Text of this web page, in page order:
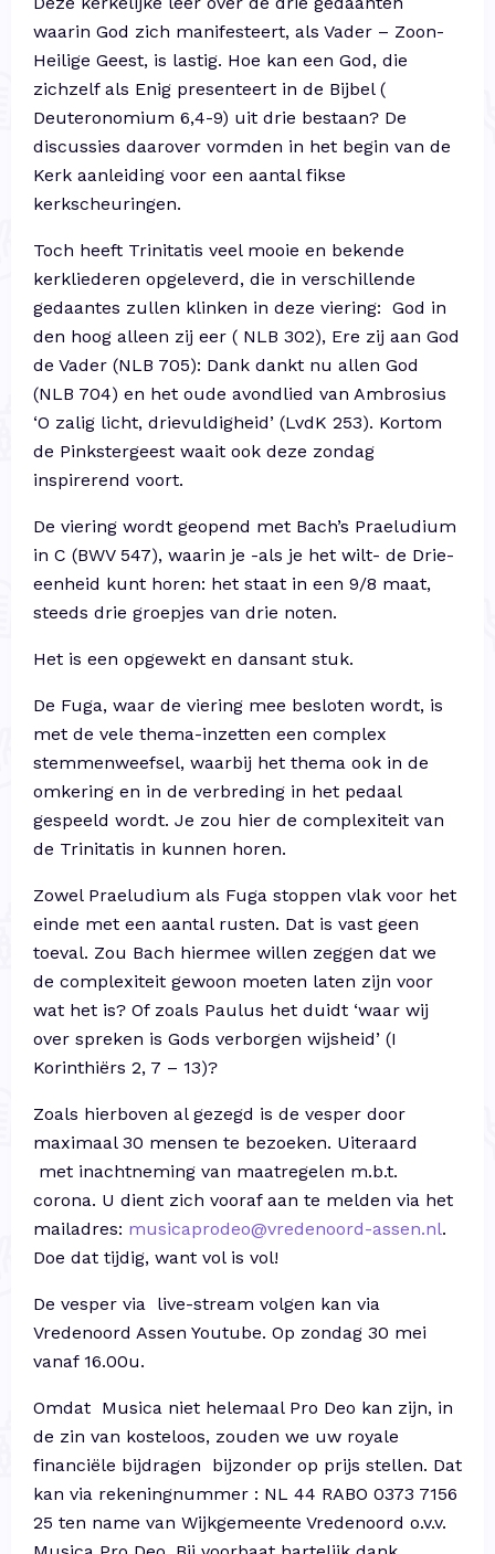
waarin God zich manifesteert, als Vader – Zoon-
Heilige Geest, is lastig. Hoe kan een God, die
zichzelf als Enig presenteert in de Bijbel (
Deuteronomium 6,4-9) uit drie bestaan? De
discussies daarover vormden in het begin van de
Kerk aanleiding voor een aantal fikse
kerkscheuringen.
Toch heeft Trinitatis veel mooie en bekende
kerkliederen opgeleverd, die in verschillende
gedaantes zullen klinken in deze viering: God in
den hoog alleen zij eer ( NLB 302), Ere zij aan God
de Vader (NLB 705): Dank dankt nu allen God
(NLB 704) en het oude avondlied van Ambrosius
‘O zalig licht, drievuldigheid’ (LvdK 253). Kortom
de Pinkstergeest waait ook deze zondag
inspirerend voort.
De viering wordt geopend met Bach’s Praeludium
in C (BWV 547), waarin je -als je het wilt- de Drie-
eenheid kunt horen: het staat in een 9/8 maat,
steeds drie groepjes van drie noten.
Het is een opgewekt en dansant stuk.
De Fuga, waar de viering mee besloten wordt, is
met de vele thema-inzetten een complex
stemmenweefsel, waarbij het thema ook in de
omkering en in de verbreding in het pedaal
gespeeld wordt. Je zou hier de complexiteit van
de Trinitatis in kunnen horen.
Zowel Praeludium als Fuga stoppen vlak voor het
einde met een aantal rusten. Dat is vast geen
toeval. Zou Bach hiermee willen zeggen dat we
de complexiteit gewoon moeten laten zijn voor
wat het is? Of zoals Paulus het duidt ‘waar wij
over spreken is Gods verborgen wijsheid’ (I
Korinthiërs 2, 7 – 13)?
Zoals hierboven al gezegd is de vesper door
maximaal 30 mensen te bezoeken. Uiteraard
met inachtneming van maatregelen m.b.t.
corona. U dient zich vooraf aan te melden via het
mailadres: musicaprodeo@vredenoord-assen.nl.
Doe dat tijdig, want vol is vol!
De vesper via live-stream volgen kan via
Vredenoord Assen Youtube. Op zondag 30 mei
vanaf 16.00u.
Omdat Musica niet helemaal Pro Deo kan zijn, in
de zin van kosteloos, zouden we uw royale
financiële bijdragen bijzonder op prijs stellen. Dat
kan via rekeningnummer : NL 44 RABO 0373 7156
25 ten name van Wijkgemeente Vredenoord o.v.v.